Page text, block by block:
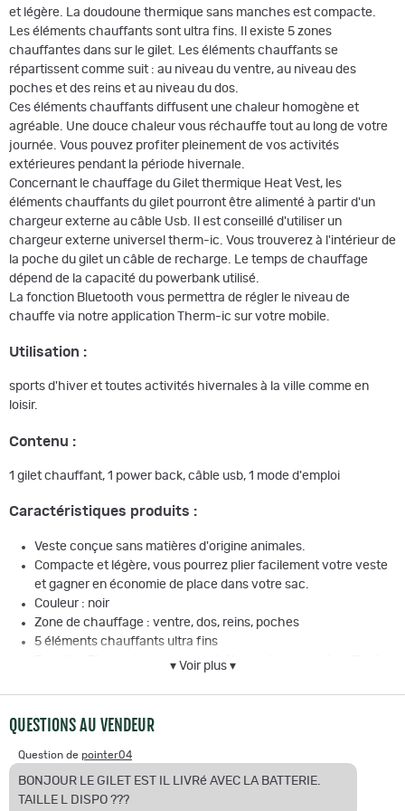
et légère. La doudoune thermique sans manches est compacte.
Les éléments chauffants sont ultra fins. Il existe 5 zones
chauffantes dans sur le gilet. Les éléments chauffants se
répartissent comme suit : au niveau du ventre, au niveau des
poches et des reins et au niveau du dos.
Ces éléments chauffants diffusent une chaleur homogène et
agréable. Une douce chaleur vous réchauffe tout au long de votre
journée. Vous pouvez profiter pleinement de vos activités
extérieures pendant la période hivernale.
Concernant le chauffage du Gilet thermique Heat Vest, les
éléments chauffants du gilet pourront être alimenté à partir d'un
chargeur externe au câble Usb. Il est conseillé d'utiliser un
chargeur externe universel therm-ic. Vous trouverez à l'intérieur de
la poche du gilet un câble de recharge. Le temps de chauffage
dépend de la capacité du powerbank utilisé.
La fonction Bluetooth vous permettra de régler le niveau de
chauffe via notre application Therm-ic sur votre mobile.
Utilisation :
sports d'hiver et toutes activités hivernales à la ville comme en
loisir.
Contenu :
1 gilet chauffant, 1 power back, câble usb, 1 mode d'emploi
Caractéristiques produits :
Veste conçue sans matières d'origine animales.
Compacte et légère, vous pourrez plier facilement votre veste
et gagner en économie de place dans votre sac.
Couleur : noir
Zone de chauffage : ventre, dos, reins, poches
5 éléments chauffants ultra fins
Fonction Bluetooth pour un contrôle du niveau de chauffe via
OPTION INCLUSE : Câble USB U-Pack :permettant d'activer le
Bluetooth® de la veste Therm-ic afin de pouvoir contrôler la
En connectant la veste à l'application vous pouvez contrôler la
puissance de chauffe en choisissant le niveau adapté.
▾ Voir plus ▾
QUESTIONS AU VENDEUR
Question de pointer04
BONJOUR LE GILET EST IL LIVRé AVEC LA BATTERIE.
TAILLE L DISPO ???